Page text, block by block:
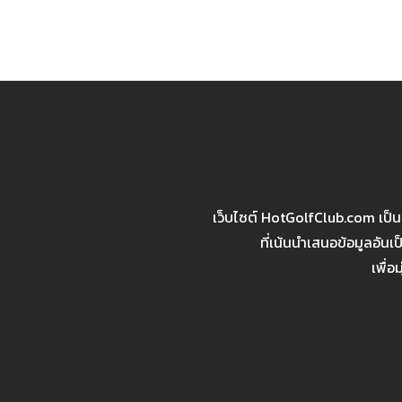
เว็บไซต์ HotGolfClub.com เ
ที่เน้นนำเสนอข้อมูลอัน
เพื่อ